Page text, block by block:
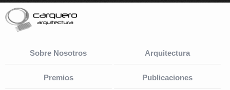
Sobre Nosotros Arquitectura
Premios Publicaciones